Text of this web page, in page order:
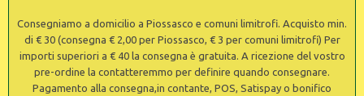
Consegniamo a domicilio a Piossasco e comuni limitrofi. Acquisto min.
di € 30 (consegna € 2,00 per Piossasco, € 3 per comuni limitrofi) Per
importi superiori a € 40 la consegna è gratuita. A ricezione del vostro
pre-ordine la contatteremmo per definire quando consegnare.
Pagamento alla consegna,in contante, POS, Satispay o bonifico